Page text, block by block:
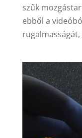
szűk
ebből a